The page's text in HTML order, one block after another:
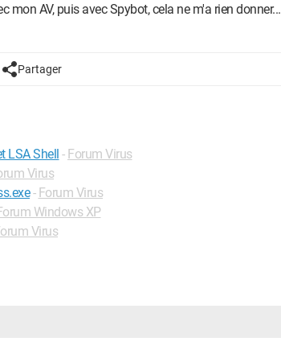
mon AV, puis avec Spybot, cela ne m'a rien donner...
Partager
LSA Shell - Forum Virus
Virus
- Forum Virus
Windows XP
Virus